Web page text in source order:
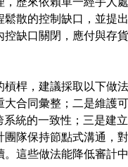
散的控制缺口，並提
缺口關閉，應付與存
桿，建議採取以下做
合同彙整；二是維護
統的一致性；三是建
隊保持節點式溝通，
這些做法能降低審計